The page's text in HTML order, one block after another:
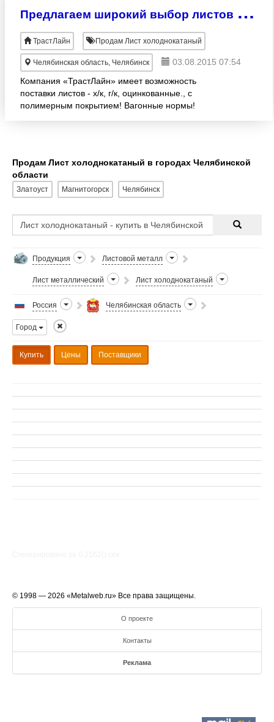
П
редлагаем широкий выбор листов г/к, х/к, zn, лкпоц-отсрочка до 90 дней!
ТрастЛайн Продам Лист холоднокатаный
Челябинская область, Челябинск
03.08.2015 07:54
Компания «ТрастЛайн» имеет возможность
поставки листов - х/к, г/к, оцинкованные., с
полимерным покрытием! Вагонные нормы!
Продам Лист холоднокатаный в городах Челябинской
области
Златоуст Магнитогорск Челябинск
Продукция Листовой металл
Лист металлический Лист холоднокатаный
Россия Челябинская область
Город
Купить Цены Поставщики
© 1998 — 2026 «Metalweb.ru» Все права защищены.
О проекте
Контакты
Реклама